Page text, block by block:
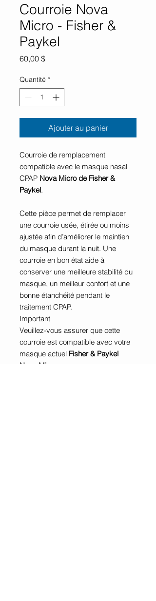
Courroie Nova
Micro - Fisher &
Paykel
60,00 $Prix
Quantité *
Ajouter au panier
Courroie de remplacement
compatible avec le masque nasal
CPAP Nova Micro de Fisher &
Paykel.
Cette pièce permet de remplacer
une courroie usée, étirée ou moins
ajustée afin d’améliorer le maintien
du masque durant la nuit. Une
courroie en bon état aide à
conserver une meilleure stabilité du
masque, un meilleur confort et une
bonne étanchéité pendant le
traitement CPAP.
Important
Veuillez-vous assurer que cette
courroie est compatible avec votre
masque actuel Fisher & Paykel
Nova Micro